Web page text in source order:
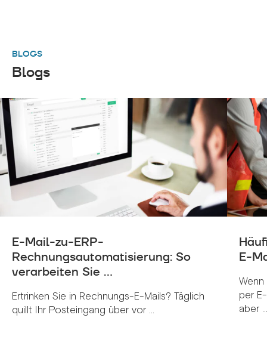
BLOGS
Blogs
E-Mail-zu-ERP-
Rechnungsautomatisierung: So
verarbeiten Sie ...
Ertrinken Sie in Rechnungs-E-Mails? Täglich
quillt Ihr Posteingang über vor ...
E-
per
aber ...